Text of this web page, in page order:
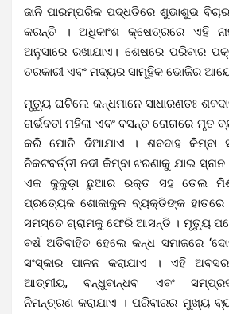
ଜାନି ପାରମ୍ପରିକ ପଦ୍ଧତିରେ ଶୁଭାଶୁଭ
କରନ୍ତି । ଅଧିକାଂଶ କ୍ଷେତ୍ରରେ ଏହି
ଅନୁସାରେ ରଖାଯାଏ। ଶେଷରେ ପରିବାର
ତରକାରୀ ଏବଂ ମଦ୍ୟର ସାମୂହିକ ଭୋଜିର
ମୃତ୍ୟୁ ଘଟିଲେ କନ୍ଧମାନେ ସାଧାରଣତଃ
ଗର୍ଭବତୀ ମହିଳା ଏବଂ ବସନ୍ତ ରୋଗରେ ମୃତ
କରି ପୋତି ଦିଆଯାଏ । ଶବଦାହ କିମ୍ବା
ନିକଟବର୍ତ୍ତୀ ନଦୀ କିମ୍ବା ଝରଣାକୁ ଯାଇ
ଏକ କୁକୁଡ଼ା ଛୁଆର ରକ୍ତ ସହ ତେଲ
ପ୍ରତ୍ୟେକ ଶୋକାକୁଳ ବ୍ୟକ୍ତିଙ୍କ ହାତରେ
ସମସ୍ତେ ଗ୍ରାମକୁ ଫେରି ଆସନ୍ତି । ମୃତ୍ୟୁ
ବର୍ଷ ଅତିବାହିତ ହେଲେ କନ୍ଧ ସମାଜରେ
ସଂସ୍କାର ପାଳନ କରାଯାଏ । ଏହି
ଆତ୍ମୀୟ, ବନ୍ଧୁବାନ୍ଧବ ଏବଂ
ନିମନ୍ତ୍ରଣ କରାଯାଏ । ପରିବାରର ମୁଖ୍ୟ